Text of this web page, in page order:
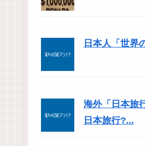
日本人「世界
海外「日本旅
日本旅行?...